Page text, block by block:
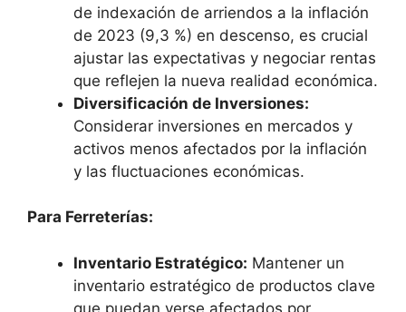
de indexación de arriendos a la inflación
de 2023 (9,3 %) en descenso, es crucial
ajustar las expectativas y negociar rentas
que reflejen la nueva realidad económica.
Diversificación de Inversiones:
Considerar inversiones en mercados y
activos menos afectados por la inflación
y las fluctuaciones económicas.
Para Ferreterías:
Inventario Estratégico: Mantener un
inventario estratégico de productos clave
que puedan verse afectados por